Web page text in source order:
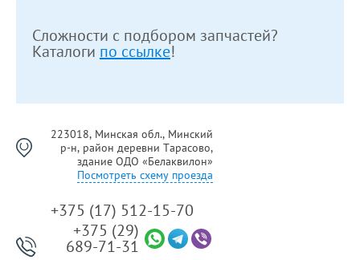
Сложности с подбором запчастей?
Каталоги по ссылке!
223018, Минская обл., Минский
р-н, район деревни Тарасово,
здание ОДО «Белаквилон»
Посмотреть схему проезда
+375 (17) 512-15-70
+375 (29)
689-71-31